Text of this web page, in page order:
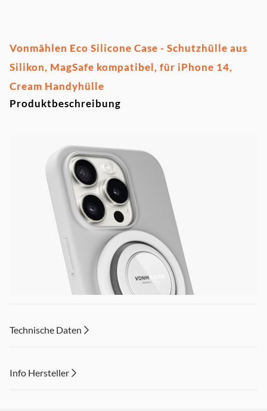
Vonmählen Eco Silicone Case - Schutzhülle aus
Silikon, MagSafe kompatibel, für iPhone 14,
Cream Handyhülle
Produktbeschreibung
Technische Daten
Info Hersteller